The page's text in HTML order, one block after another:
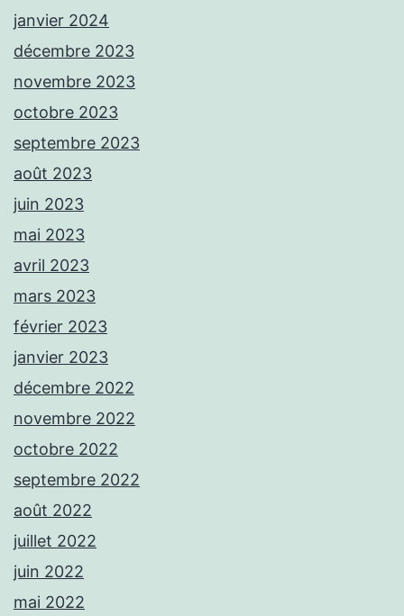
janvier 2024
décembre 2023
novembre 2023
octobre 2023
septembre 2023
août 2023
juin 2023
mai 2023
avril 2023
mars 2023
février 2023
janvier 2023
décembre 2022
novembre 2022
octobre 2022
septembre 2022
août 2022
juillet 2022
juin 2022
mai 2022